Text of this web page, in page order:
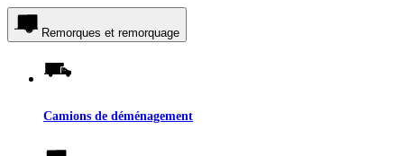
Remorques et remorquage
Camions de déménagement